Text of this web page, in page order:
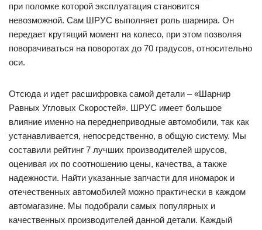
при поломке которой эксплуатация становится
невозможной. Сам ШРУС выполняет роль шарнира. Он
передает крутящий момент на колесо, при этом позволяя
поворачиваться на поворотах до 70 градусов, относительно
оси.
Отсюда и идет расшифровка самой детали – «Шарнир
Равных Угловых Скоростей». ШРУС имеет большое
влияние именно на переднеприводные автомобили, так как
устанавливается, непосредственно, в общую систему. Мы
составили рейтинг 7 лучших производителей шрусов,
оценивая их по соотношению цены, качества, а также
надежности. Найти указанные запчасти для иномарок и
отечественных автомобилей можно практически в каждом
автомагазине. Мы подобрали самых популярных и
качественных производителей данной детали. Каждый